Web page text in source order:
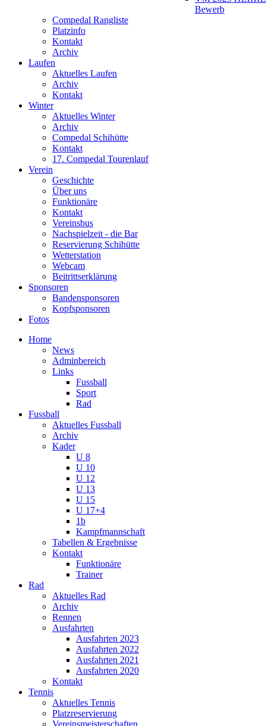
Bewerb
Compedal Rangliste
Platzinfo
Kontakt
Archiv
Laufen
Aktuelles Laufen
Archiv
Kontakt
Winter
Aktuelles Winter
Archiv
Compedal Schihütte
Kontakt
17. Compedal Tourenlauf
Verein
Geschichte
Über uns
Funktionäre
Kontakt
Vereinsbus
Nachspielzeit - die Bar
Reservierung Schihütte
Wetterstation
Webcam
Beitrittserklärung
Sponsoren
Bandensponsoren
Kopfsponsoren
Fotos
Home
News
Adminbereich
Links
Fussball
Sport
Rad
Fussball
Aktuelles Fussball
Archiv
Kader
U 8
U 10
U 12
U 13
U 15
U 17+4
1b
Kampfmannschaft
Tabellen & Ergebnisse
Kontakt
Funktionäre
Trainer
Rad
Aktuelles Rad
Archiv
Rennen
Ausfahrten
Ausfahrten 2023
Ausfahrten 2022
Ausfahrten 2021
Ausfahrten 2020
Kontakt
Tennis
Aktuelles Tennis
Platzreservierung
Vereinsmeisterschaften